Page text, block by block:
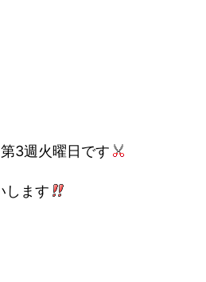
3週火曜日です
します